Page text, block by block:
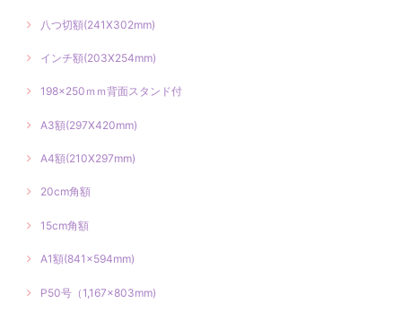
八つ切額(241X302mm)
インチ額(203X254mm)
198×250ｍｍ背面スタンド付
A3額(297X420mm)
A4額(210X297mm)
20cm角額
15cm角額
A1額(841×594mm)
P50号（1,167×803mm)